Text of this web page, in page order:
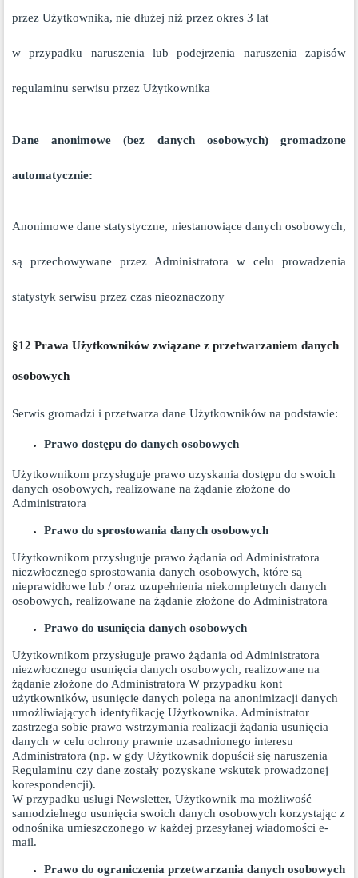
przez Użytkownika, nie dłużej niż przez okres 3 lat
w przypadku naruszenia lub podejrzenia naruszenia zapisów
regulaminu serwisu przez Użytkownika
Dane anonimowe (bez danych osobowych) gromadzone
automatycznie:
Anonimowe dane statystyczne, niestanowiące danych osobowych,
są przechowywane przez Administratora w celu prowadzenia
statystyk serwisu przez czas nieoznaczony
§12 Prawa Użytkowników związane z przetwarzaniem danych
osobowych
Serwis gromadzi i przetwarza dane Użytkowników na podstawie:
Prawo dostępu do danych osobowych
Użytkownikom przysługuje prawo uzyskania dostępu do swoich
danych osobowych, realizowane na żądanie złożone do
Administratora
Prawo do sprostowania danych osobowych
Użytkownikom przysługuje prawo żądania od Administratora
niezwłocznego sprostowania danych osobowych, które są
nieprawidłowe lub / oraz uzupełnienia niekompletnych danych
osobowych, realizowane na żądanie złożone do Administratora
Prawo do usunięcia danych osobowych
Użytkownikom przysługuje prawo żądania od Administratora
niezwłocznego usunięcia danych osobowych, realizowane na
żądanie złożone do Administratora W przypadku kont
użytkowników, usunięcie danych polega na anonimizacji danych
umożliwiających identyfikację Użytkownika. Administrator
zastrzega sobie prawo wstrzymania realizacji żądania usunięcia
danych w celu ochrony prawnie uzasadnionego interesu
Administratora (np. w gdy Użytkownik dopuścił się naruszenia
Regulaminu czy dane zostały pozyskane wskutek prowadzonej
korespondencji).
W przypadku usługi Newsletter, Użytkownik ma możliwość
samodzielnego usunięcia swoich danych osobowych korzystając z
odnośnika umieszczonego w każdej przesyłanej wiadomości e-
mail.
Prawo do ograniczenia przetwarzania danych osobowych